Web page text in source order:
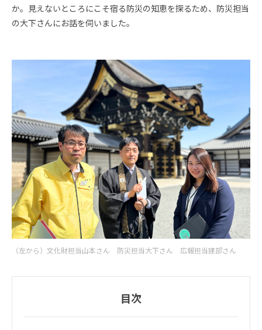
か。見えないところにこそ宿る防災の知恵を探るため、防災担当
の大下さんにお話を伺いました。
（左から）文化財担当山本さん 防災担当大下さん 広報担当建部さん
目次